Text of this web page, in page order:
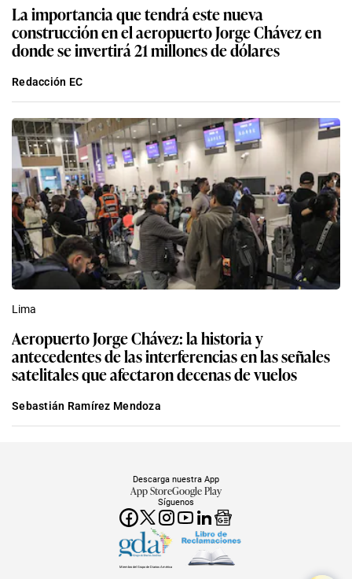
La importancia que tendrá este nueva
construcción en el aeropuerto Jorge Chávez en
donde se invertirá 21 millones de dólares
Redacción EC
Lima
Aeropuerto Jorge Chávez: la historia y
antecedentes de las interferencias en las señales
satelitales que afectaron decenas de vuelos
Sebastián Ramírez Mendoza
Síguenos
Descarga nuestra App
App StoreGoogle Play
Miembro del Grupo de Diarios América